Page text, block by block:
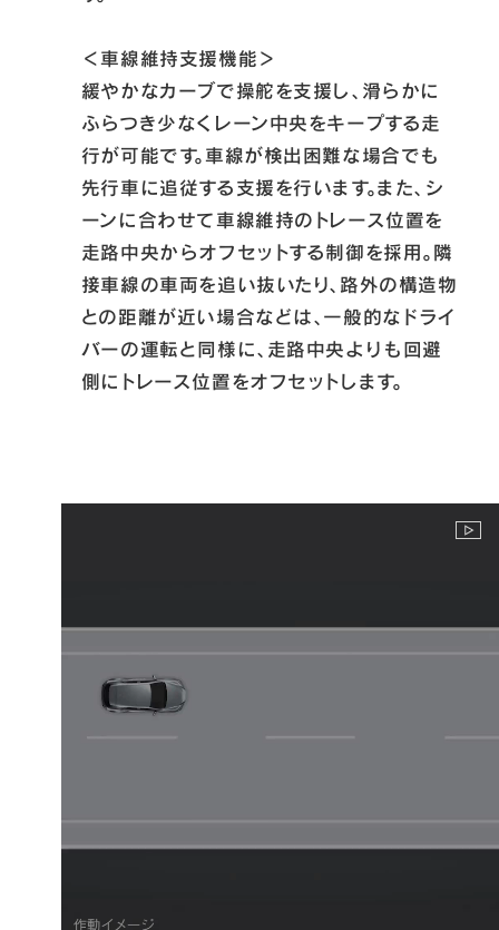
＜車線維持支援機能＞
緩やかなカーブで操舵を支援し、滑らかに
ふらつき少なくレーン中央をキープする走
行が可能です。車線が検出困難な場合でも
先行車に追従する支援を行います。また、シ
ーンに合わせて車線維持のトレース位置を
走路中央からオフセットする制御を採用。隣
接車線の車両を追い抜いたり、路外の構造物
との距離が近い場合などは、一般的なドライ
バーの運転と同様に、走路中央よりも回避
側にトレース位置をオフセットします。